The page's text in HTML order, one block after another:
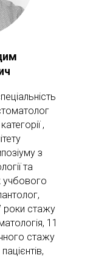
,
з
та
учбового
роки стажу
11
стажу